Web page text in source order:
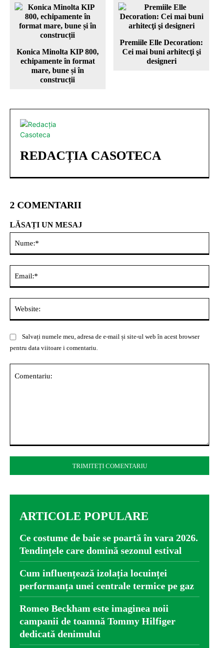
Konica Minolta KIP 800,
echipamente în format
mare, bune și în
construcții
Premiile Elle Decoration:
Cei mai buni arhitecţi şi
designeri
REDACȚIA CASOTECA
2 COMENTARII
LĂSAȚI UN MESAJ
Salvați numele meu, adresa de e-mail și site-ul web în acest browser
pentru data viitoare i comentariu.
ARTICOLE POPULARE
Ce costume de baie se poartă în vara 2026.
Tendințele care domină sezonul estival
Cum influențează izolația locuinței
performanța unei centrale termice pe gaz
Romeo Beckham este imaginea noii
campanii de toamnă Tommy Hilfiger
dedicată denimului